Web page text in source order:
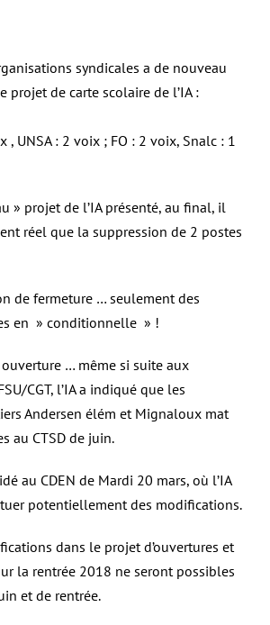
syndicales a de nouveau
de carte scolaire de l’IA :
, UNSA : 2 voix ; FO : 2 voix, Snalc : 1
» projet de l’IA présenté, au final, il
réel que la suppression de 2 postes
de fermeture … seulement des
en » conditionnelle » !
… même si suite aux
CGT, l’IA a indiqué que les
Andersen élém et Mignaloux mat
au CTSD de juin.
au CDEN de Mardi 20 mars, où l’IA
potentiellement des modifications.
dans le projet d’ouvertures et
la rentrée 2018 ne seront possibles
et de rentrée.